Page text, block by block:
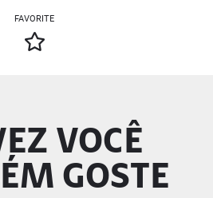
FAVORITE
VOCÊ
GOSTE